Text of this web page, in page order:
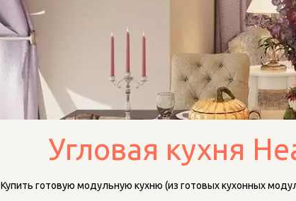
Угловая кухня
Купить готовую модульную кухню (из готовых кухонных